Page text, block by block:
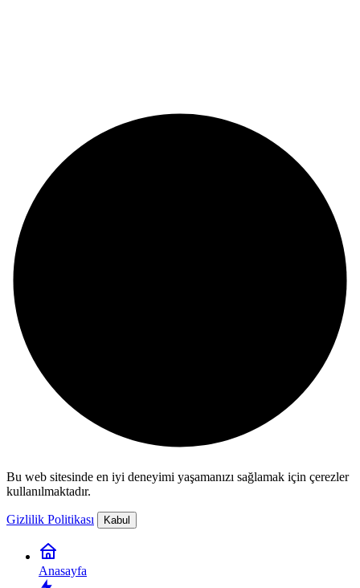
Bu web sitesinde en iyi deneyimi yaşamanızı sağlamak için çerezler
kullanılmaktadır.
Gizlilik Politikası Kabul
Anasayfa